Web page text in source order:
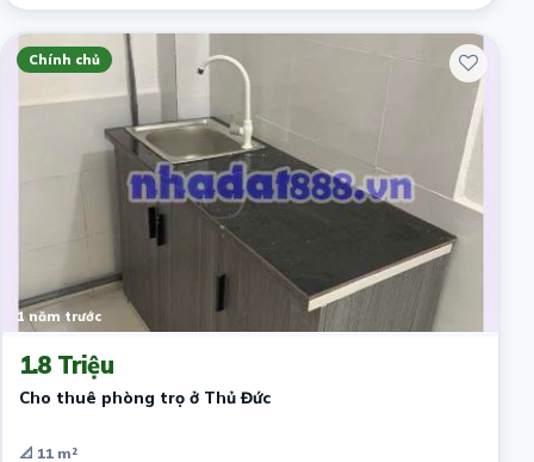
Chính chủ
1 năm trước
1.8 Triệu
Cho thuê phòng trọ ở Thủ Đức
📐 11 m²